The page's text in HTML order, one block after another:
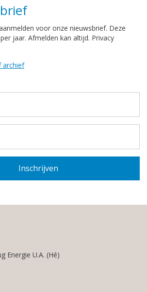
voor onze nieuwsbrief. Deze
jaar. Afmelden kan altijd. Privacy
archief
Energie U.A. (Hé)